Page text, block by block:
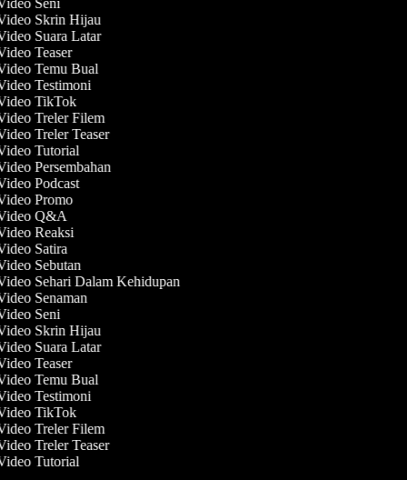
Seni
Video Skrin Hijau
Suara Latar
Teaser
Temu Bual
Testimoni
TikTok
Treler Filem
Treler Teaser
Tutorial
Persembahan
Podcast
Promo
Video Q&A
Reaksi
Satira
Sebutan
Video Sehari Dalam Kehidupan
Senaman
Seni
Video Skrin Hijau
Suara Latar
Teaser
Temu Bual
Testimoni
TikTok
Treler Filem
Treler Teaser
Tutorial